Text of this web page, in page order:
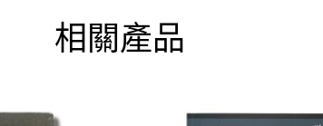
相關產品